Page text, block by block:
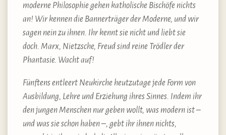
moderne Philosophie gehen katholische Bischöfe nichts
an! Wir kennen die Bannerträger der Moderne, und wir
sagen nein zu ihnen. Ihr kennt sie nicht und liebt sie
doch. Marx, Nietzsche, Freud sind reine Trödler der
Phantasie. Wacht auf!
Fünftens entleert Neukirche heutzutage jede Form von
Ausbildung, Lehre und Erziehung ihres Sinnes. Indem ihr
den jungen Menschen nur geben wollt, was modern ist –
und was sie schon haben –, gebt ihr ihnen nichts,